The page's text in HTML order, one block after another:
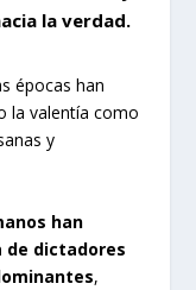
la verdad.
épocas han
la valentía como
y
han
dictadores
,